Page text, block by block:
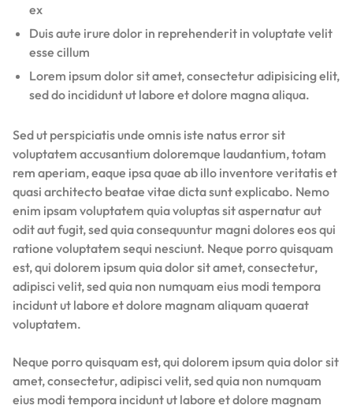
ex
Duis aute irure dolor in reprehenderit in voluptate velit
esse cillum
Lorem ipsum dolor sit amet, consectetur adipisicing elit,
sed do incididunt ut labore et dolore magna aliqua.
Sed ut perspiciatis unde omnis iste natus error sit
voluptatem accusantium doloremque laudantium, totam
rem aperiam, eaque ipsa quae ab illo inventore veritatis et
quasi architecto beatae vitae dicta sunt explicabo. Nemo
enim ipsam voluptatem quia voluptas sit aspernatur aut
odit aut fugit, sed quia consequuntur magni dolores eos qui
ratione voluptatem sequi nesciunt. Neque porro quisquam
est, qui dolorem ipsum quia dolor sit amet, consectetur,
adipisci velit, sed quia non numquam eius modi tempora
incidunt ut labore et dolore magnam aliquam quaerat
voluptatem.
Neque porro quisquam est, qui dolorem ipsum quia dolor sit
amet, consectetur, adipisci velit, sed quia non numquam
eius modi tempora incidunt ut labore et dolore magnam